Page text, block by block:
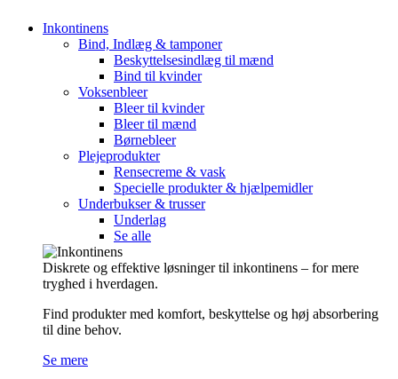
Inkontinens
Bind, Indlæg & tamponer
Beskyttelsesindlæg til mænd
Bind til kvinder
Voksenbleer
Bleer til kvinder
Bleer til mænd
Børnebleer
Plejeprodukter
Rensecreme & vask
Specielle produkter & hjælpemidler
Underbukser & trusser
Underlag
Se alle
Diskrete og effektive løsninger til inkontinens – for mere
tryghed i hverdagen.
Find produkter med komfort, beskyttelse og høj absorbering
til dine behov.
Se mere